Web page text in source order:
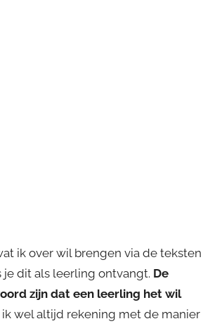
ik over wil brengen via de teksten
je dit als leerling ontvangt. De
zijn dat een leerling het wil
wel altijd rekening met de manier